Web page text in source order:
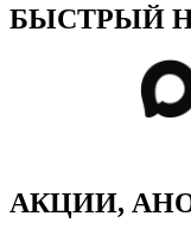
БЫСТРЫЙ
АКЦИИ,